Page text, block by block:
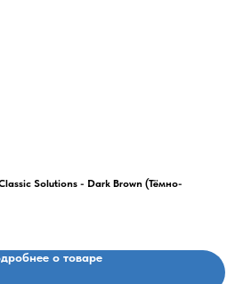
Solutions - Dark Brown (Тёмно-
о товаре